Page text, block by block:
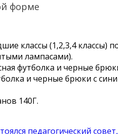
форме
классы (1,2,3,4 классы)
лампасами).
футболка и черные
и черные брюки с
140Г.
педагогический